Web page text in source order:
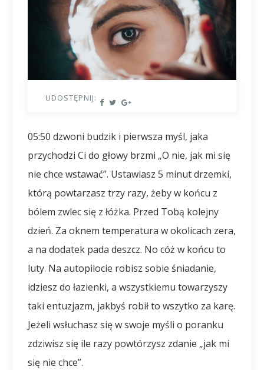
UDOSTĘPNIJ:
05:50 dzwoni budzik i pierwsza myśl, jaka
przychodzi Ci do głowy brzmi „O nie, jak mi się
nie chce wstawać”. Ustawiasz 5 minut drzemki,
którą powtarzasz trzy razy, żeby w końcu z
bólem zwlec się z łóżka. Przed Tobą kolejny
dzień. Za oknem temperatura w okolicach zera,
a na dodatek pada deszcz. No cóż w końcu to
luty. Na autopilocie robisz sobie śniadanie,
idziesz do łazienki, a wszystkiemu towarzyszy
taki entuzjazm, jakbyś robił to wszytko za karę.
Jeżeli wsłuchasz się w swoje myśli o poranku
zdziwisz się ile razy powtórzysz zdanie „jak mi
się nie chce”.